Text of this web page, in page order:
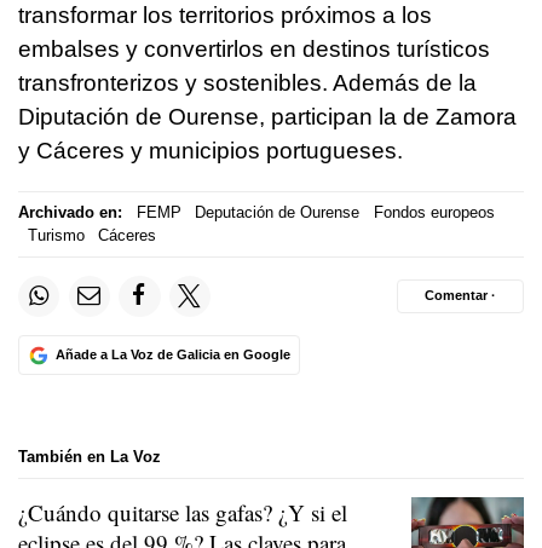
transformar los territorios próximos a los
embalses y convertirlos en destinos turísticos
transfronterizos y sostenibles. Además de la
Diputación de Ourense, participan la de Zamora
y Cáceres y municipios portugueses.
Archivado en: FEMP Deputación de Ourense
Fondos europeos
Turismo
Cáceres
Añade a La Voz de Galicia en Google
Comentar ·
También en La Voz
¿Cuándo quitarse las gafas? ¿Y si el
eclipse es del 99 %? Las claves para